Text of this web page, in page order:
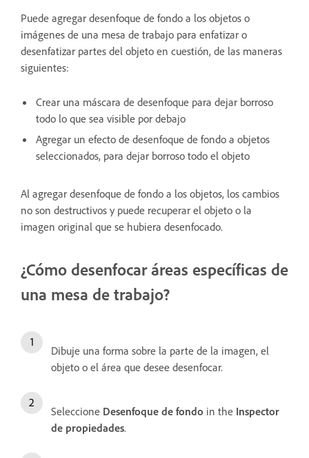
Puede agregar desenfoque de fondo a los objetos o
imágenes de una mesa de trabajo para enfatizar o
desenfatizar partes del objeto en cuestión, de las maneras
siguientes:
Crear una máscara de desenfoque para dejar borroso
todo lo que sea visible por debajo
Agregar un efecto de desenfoque de fondo a objetos
seleccionados, para dejar borroso todo el objeto
Al agregar desenfoque de fondo a los objetos, los cambios
no son destructivos y puede recuperar el objeto o la
imagen original que se hubiera desenfocado.
¿Cómo desenfocar áreas específicas de
una mesa de trabajo?
Dibuje una forma sobre la parte de la imagen, el
objeto o el área que desee desenfocar.
Seleccione Desenfoque de fondo in the Inspector
de propiedades.